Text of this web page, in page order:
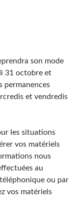
son mode
31 octobre et
permanences
et vendredis
les situations
vos matériels
nous
au
ou par
vos matériels